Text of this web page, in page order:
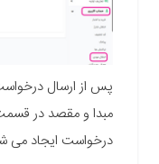
پس از ارسال
مبدا و مقصد در
درخواست ایجاد می